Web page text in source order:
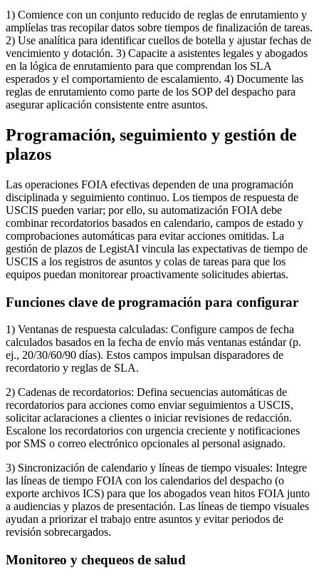
1) Comience con un conjunto reducido de reglas de enrutamiento y
amplíelas tras recopilar datos sobre tiempos de finalización de tareas.
2) Use analítica para identificar cuellos de botella y ajustar fechas de
vencimiento y dotación. 3) Capacite a asistentes legales y abogados
en la lógica de enrutamiento para que comprendan los SLA
esperados y el comportamiento de escalamiento. 4) Documente las
reglas de enrutamiento como parte de los SOP del despacho para
asegurar aplicación consistente entre asuntos.
Programación, seguimiento y gestión de
plazos
Las operaciones FOIA efectivas dependen de una programación
disciplinada y seguimiento continuo. Los tiempos de respuesta de
USCIS pueden variar; por ello, su automatización FOIA debe
combinar recordatorios basados en calendario, campos de estado y
comprobaciones automáticas para evitar acciones omitidas. La
gestión de plazos de LegistAI vincula las expectativas de tiempo de
USCIS a los registros de asuntos y colas de tareas para que los
equipos puedan monitorear proactivamente solicitudes abiertas.
Funciones clave de programación para configurar
1) Ventanas de respuesta calculadas: Configure campos de fecha
calculados basados en la fecha de envío más ventanas estándar (p.
ej., 20/30/60/90 días). Estos campos impulsan disparadores de
recordatorio y reglas de SLA.
2) Cadenas de recordatorios: Defina secuencias automáticas de
recordatorios para acciones como enviar seguimientos a USCIS,
solicitar aclaraciones a clientes o iniciar revisiones de redacción.
Escalone los recordatorios con urgencia creciente y notificaciones
por SMS o correo electrónico opcionales al personal asignado.
3) Sincronización de calendario y líneas de tiempo visuales: Integre
las líneas de tiempo FOIA con los calendarios del despacho (o
exporte archivos ICS) para que los abogados vean hitos FOIA junto
a audiencias y plazos de presentación. Las líneas de tiempo visuales
ayudan a priorizar el trabajo entre asuntos y evitar periodos de
revisión sobrecargados.
Monitoreo y chequeos de salud